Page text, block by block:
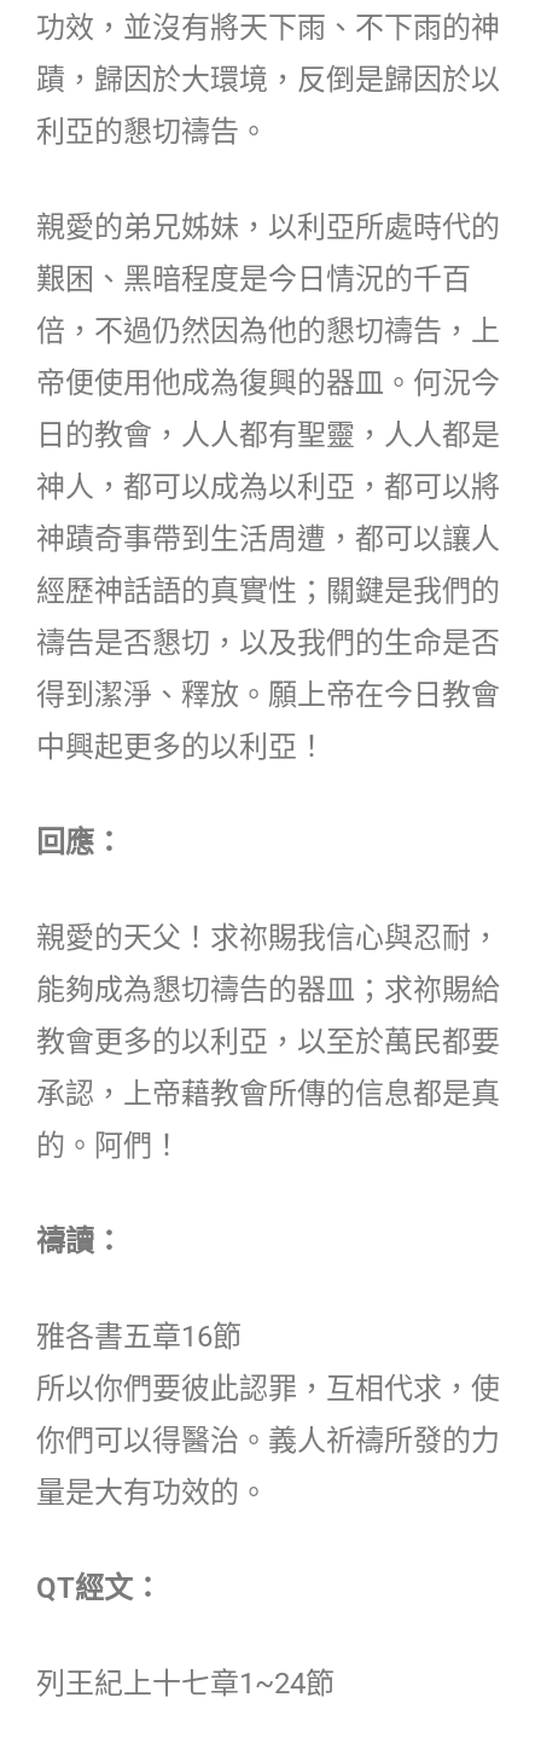
功效，並沒有將天下雨、不下雨的神
蹟，歸因於大環境，反倒是歸因於以
利亞的懇切禱告。
親愛的弟兄姊妹，以利亞所處時代的
艱困、黑暗程度是今日情況的千百
倍，不過仍然因為他的懇切禱告，上
帝便使用他成為復興的器皿。何況今
日的教會，人人都有聖靈，人人都是
神人，都可以成為以利亞，都可以將
神蹟奇事帶到生活周遭，都可以讓人
經歷神話語的真實性；關鍵是我們的
禱告是否懇切，以及我們的生命是否
得到潔淨、釋放。願上帝在今日教會
中興起更多的以利亞！
回應：
親愛的天父！求祢賜我信心與忍耐，
能夠成為懇切禱告的器皿；求祢賜給
教會更多的以利亞，以至於萬民都要
承認，上帝藉教會所傳的信息都是真
的。阿們！
禱讀：
雅各書五章16節
所以你們要彼此認罪，互相代求，使
你們可以得醫治。義人祈禱所發的力
量是大有功效的。
QT經文：
列王紀上十七章1~24節